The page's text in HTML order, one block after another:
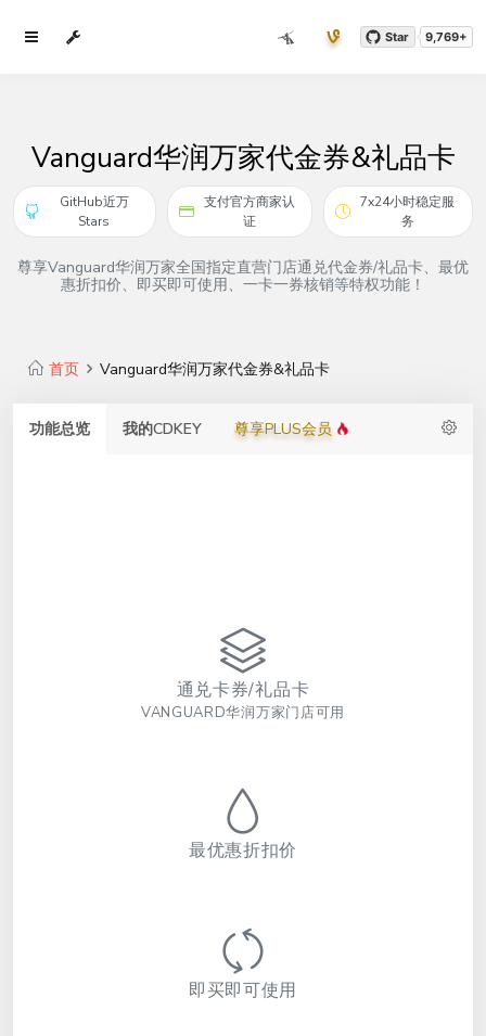
Star 9,769+
Vanguard华润万家代金券&礼品卡
GitHub近万
Stars
支付官方商家认
证
7x24小时稳定服
务
尊享Vanguard华润万家全国指定直营门店通兑代金券/礼品卡、最优
惠折扣价、即买即可使用、一卡一券核销等特权功能！
首页 Vanguard华润万家代金券&礼品卡
功能总览 我的CDKEY 尊享PLUS会员
通兑卡券/礼品卡
VANGUARD华润万家门店可用
最优惠折扣价
即买即可使用